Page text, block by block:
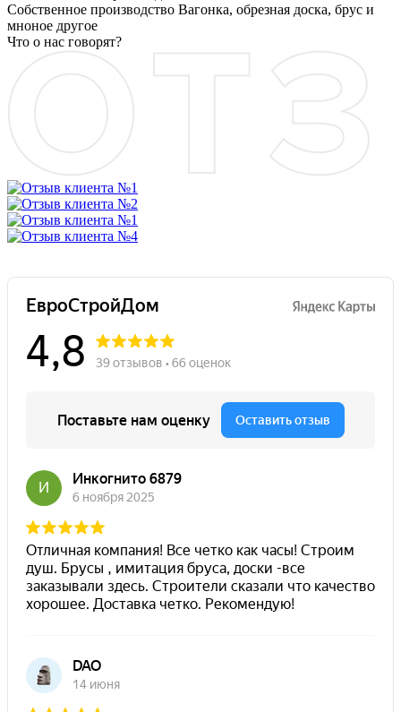
Собственное производство Вагонка, обрезная доска, брус и
мноное другое
Что о нас говорят?